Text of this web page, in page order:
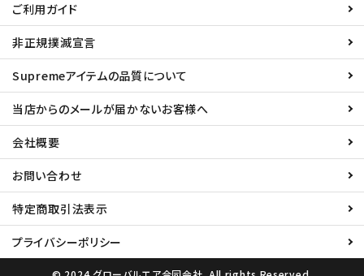
ご利用ガイド
非正規撲滅宣言
Supremeアイテムの品質について
当店からのメールが届かないお客様へ
会社概要
お問い合わせ
特定商取引法表示
プライバシーポリシー